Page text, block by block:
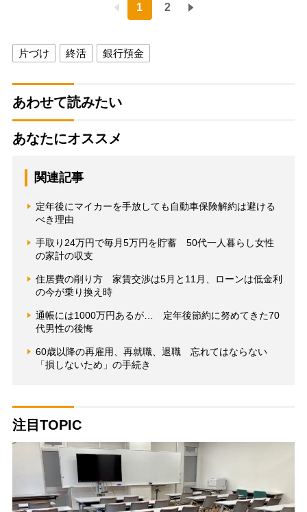
1 2
片づけ 終活 銀行預金
あわせて読みたい
あなたにオススメ
関連記事
定年後にマイカーを手放しても自動車保険解約は避ける
べき理由
手取り24万円で毎月5万円を貯蓄 50代一人暮らし女性
の家計の収支
住居費の削り方 家賃交渉は5月と11月、ローンは低金利
の今が乗り換え時
通帳には1000万円あるが… 定年後節約に努めてきた70
代男性の後悔
60歳以降の再雇用、再就職、退職 忘れてはならない
「損しないため」の手続き
注目TOPIC